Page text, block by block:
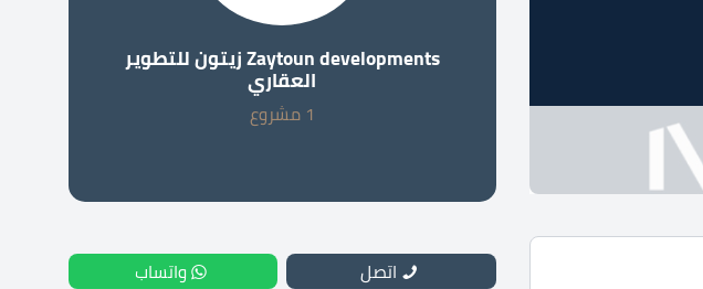
Zaytoun developments زيتون للتطوير
العقاري
1 مشروع
اتصل
واتساب